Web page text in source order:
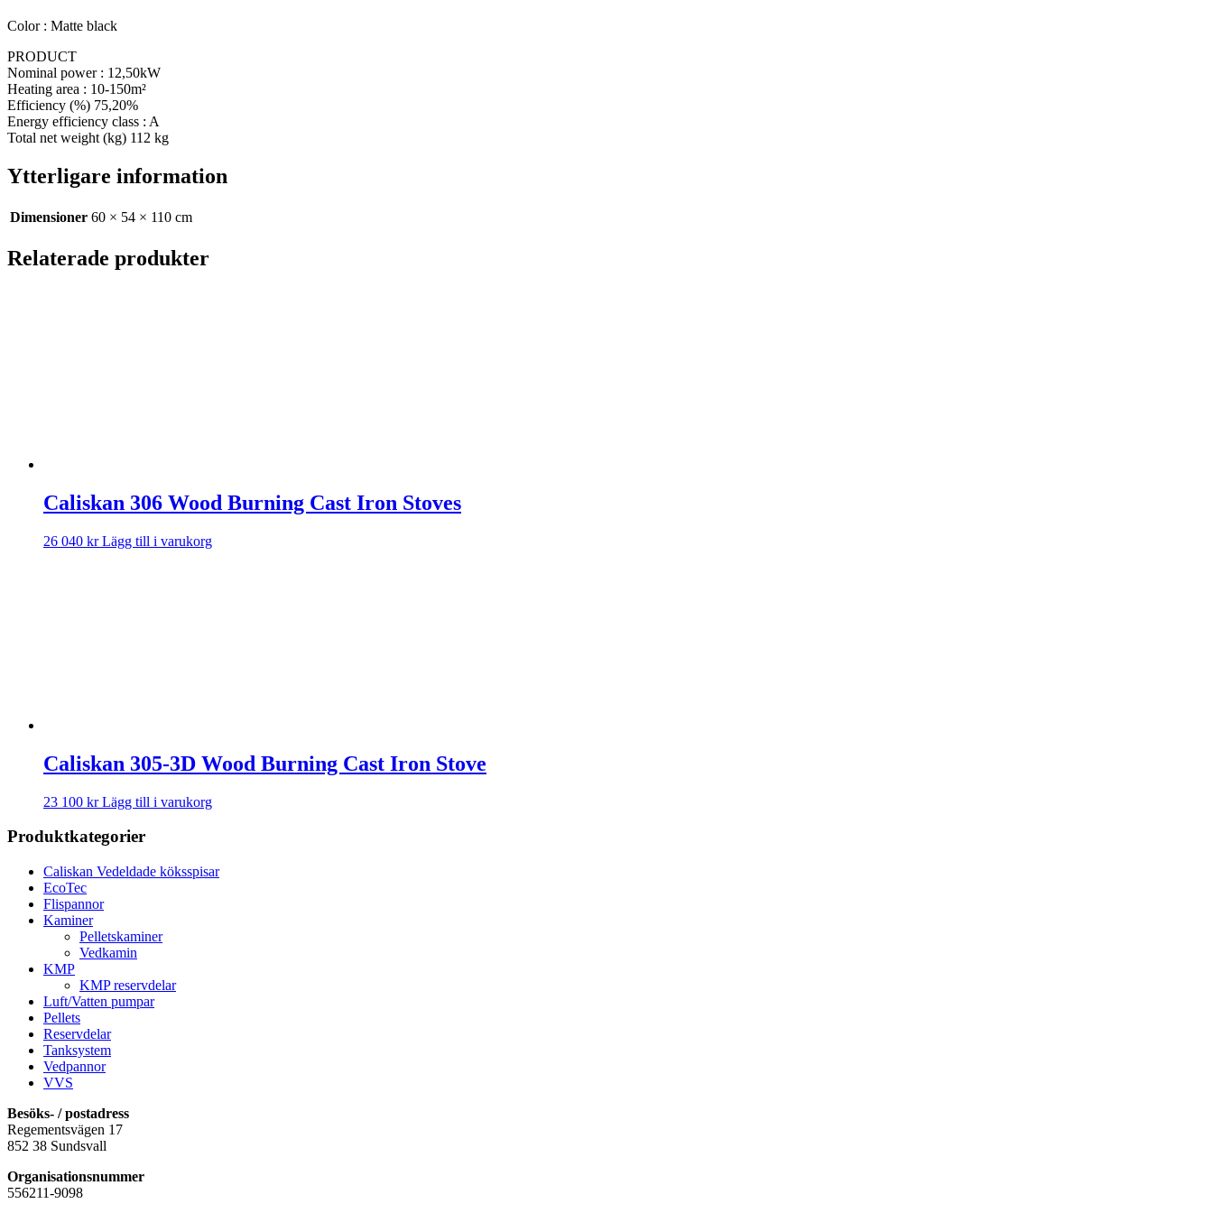
Color : Matte black
PRODUCT
Nominal power : 12,50kW
Heating area : 10-150m²
Efficiency (%) 75,20%
Energy efficiency class : A
Total net weight (kg) 112 kg
Ytterligare information
Dimensioner 60 × 54 × 110 cm
Relaterade produkter
Caliskan 306 Wood Burning Cast Iron Stoves
26 040 kr Lägg till i varukorg
Caliskan 305-3D Wood Burning Cast Iron Stove
23 100 kr Lägg till i varukorg
Produktkategorier
Caliskan Vedeldade köksspisar
EcoTec
Flispannor
Kaminer
Pelletskaminer
Vedkamin
KMP
KMP reservdelar
Luft/Vatten pumpar
Pellets
Reservdelar
Tanksystem
Vedpannor
VVS
Besöks- / postadress
Regementsvägen 17
852 38 Sundsvall
Organisationsnummer
556211-9098